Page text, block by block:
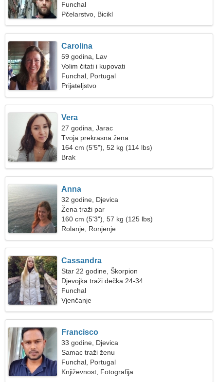
Funchal
Pčelarstvo, Bicikl
Carolina
59 godina, Lav
Volim čitati i kupovati
Funchal, Portugal
Prijateljstvo
Vera
27 godina, Jarac
Tvoja prekrasna žena
164 cm (5'5"), 52 kg (114 lbs)
Brak
Anna
32 godine, Djevica
Žena traži par
160 cm (5'3"), 57 kg (125 lbs)
Rolanje, Ronjenje
Cassandra
Star 22 godine, Škorpion
Djevojka traži dečka 24-34
Funchal
Vjenčanje
Francisco
33 godine, Djevica
Samac traži ženu
Funchal, Portugal
Književnost, Fotografija